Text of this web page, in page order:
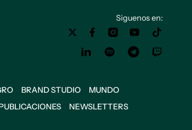
Siguenos en:
BRAND STUDIO
MUNDO
NEWSLETTERS